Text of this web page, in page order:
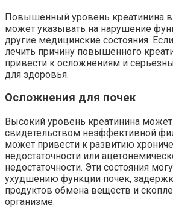
Повышенный уровень креатинина
может указывать на нарушение
другие медицинские состояния.
лечить причину повышенного
привести к осложнениям и
для здоровья.
Осложнения для почек
Высокий уровень креатинина
свидетельством неэффективной
может привести к развитию
недостаточности или
недостаточности. Эти состояния
ухудшению функции почек,
продуктов обмена веществ и
организме.